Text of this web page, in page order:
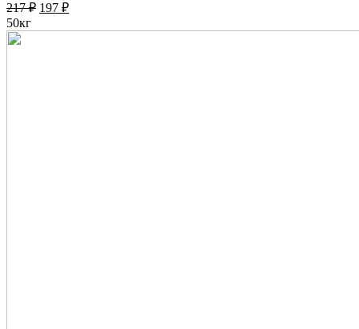
217₽ 197 ₽
50кг